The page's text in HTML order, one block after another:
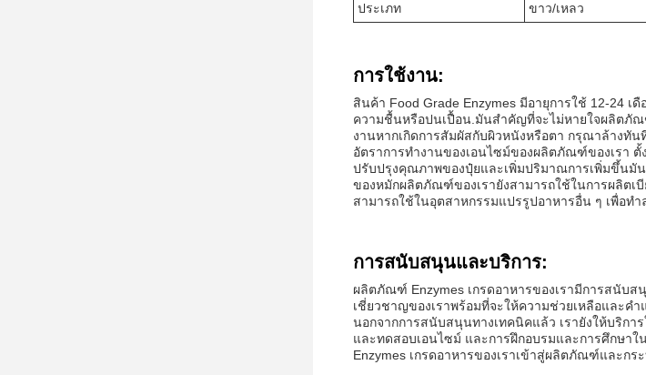
ประเภท
ขาว/เหลว
การใช้งาน:
สินค้า Food Grade Enzymes มีอายุการใช้ 12-24
ความชื้นหรือปนเปื้อน.มันสําคัญที่จะไม่หายใจผลิตภั
งานหากเกิดการสัมผัสกับผิวหนังหรือตา กรุณาล้างทั
อัตราการทํางานของเอนไซม์ของผลิตภัณฑ์ของเรา
ปรับปรุงคุณภาพของปุ๋ยและเพิ่มปริมาณการเพิ่มขึ้นมั
ของหมักผลิตภัณฑ์ของเรายังสามารถใช้ในการผลิตเ
สามารถใช้ในอุตสาหกรรมแปรรูปอาหารอื่น ๆ เพื่อทํ
การสนับสนุนและบริการ:
ผลิตภัณฑ์ Enzymes เกรดอาหารของเรามีการสนับ
เชี่ยวชาญของเราพร้อมที่จะให้ความช่วยเหลือและ
นอกจากการสนับสนุนทางเทคนิคแล้ว เรายังให้บริกา
และทดสอบเอนไซม์ และการฝึกอบรมและการศึกษาใ
Enzymes เกรดอาหารของเราเข้าสู่ผลิตภัณฑ์และกร